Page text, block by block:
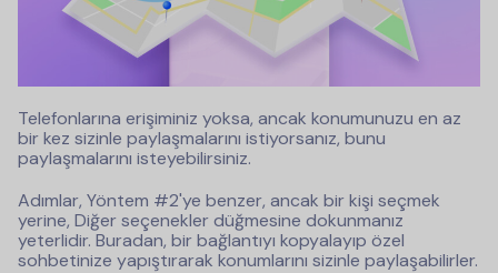
Telefonlarına erişiminiz yoksa, ancak konumunuzu en az
bir kez sizinle paylaşmalarını istiyorsanız, bunu
paylaşmalarını isteyebilirsiniz.
Adımlar, Yöntem #2'ye benzer, ancak bir kişi seçmek
yerine, Diğer seçenekler düğmesine dokunmanız
yeterlidir. Buradan, bir bağlantıyı kopyalayıp özel
sohbetinize yapıştırarak konumlarını sizinle paylaşabilirler.